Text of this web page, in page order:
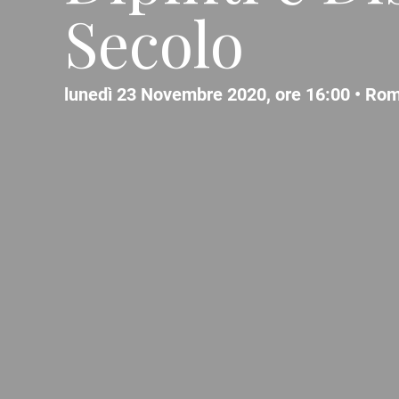
Secolo
lunedì 23 Novembre 2020, ore 16:00 •